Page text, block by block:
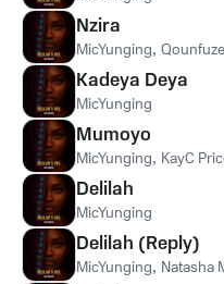
Nzira
MicYunging,
Kadeya Deya
MicYunging
Mumoyo
MicYunging, KayC
Delilah
MicYunging
Delilah (Reply)
MicYunging, Natasha